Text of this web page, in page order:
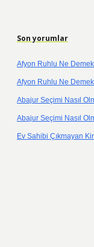
Son yorumlar
Afyon Ruhlu Ne Demek
Afyon Ruhlu Ne Demek
Abajur Seçimi Nasıl
Abajur Seçimi Nasıl
Ev Sahibi Çıkmayan